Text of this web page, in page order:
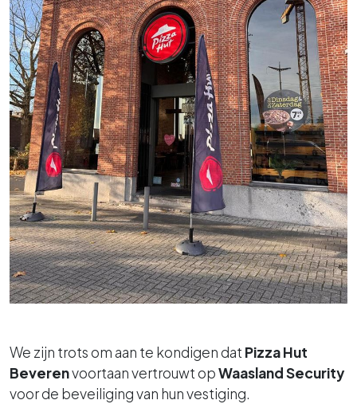
We zijn trots om aan te kondigen dat Pizza Hut
Beverenvoortaan vertrouwt opWaasland Security
voor de beveiliging van hun vestiging.